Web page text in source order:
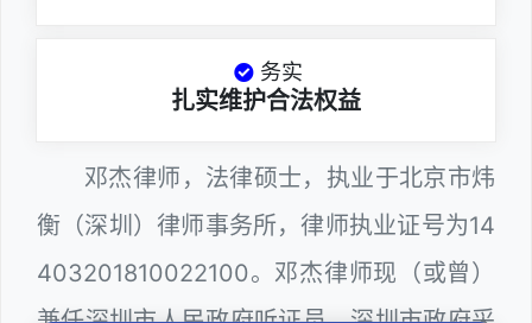
务实
扎实维护合法权益
邓杰律师，法律硕士，执业于北京市炜
衡（深圳）律师事务所，律师执业证号为14
403201810022100。邓杰律师现（或曾）